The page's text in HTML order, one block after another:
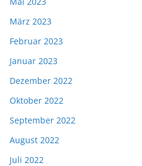
März 2023
Februar 2023
Januar 2023
Dezember 2022
Oktober 2022
September 2022
August 2022
Juli 2022